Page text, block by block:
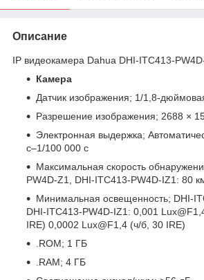
Описание
IP видеокамера Dahua DHI-ITC413-
Камера
Датчик изображения; 1/1,8-
Разрешение изображения; 2688 ×
Электронная выдержка;
с–1/100 000 с
Максимальная скорость
PW4D-Z1, DHI-ITC413-PW4D-IZ1: 80
Минимальная освещенность; DHI-
DHI-ITC413-PW4D-IZ1: 0,001
IRE) 0,0002 Lux@F1,4 (ч/б, 30 IRE)
.ROM; 1 ГБ
.RAM; 4 ГБ